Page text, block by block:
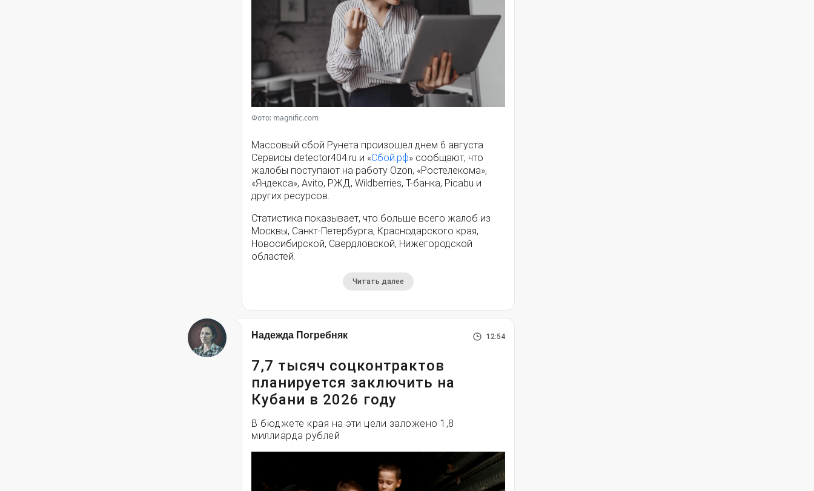
Фото: magnific.com
Массовый сбой Рунета произошел днем 6 августа.
Сервисы detector404.ru и «Сбой.рф» сообщают, что
жалобы поступают на работу Ozon, «Ростелекома»,
«Яндекса», Avito, РЖД, Wildberries, Т-банка, Picabu и
других ресурсов.
Статистика показывает, что больше всего жалоб из
Москвы, Санкт-Петербурга, Краснодарского края,
Новосибирской, Свердловской, Нижегородской
областей.
Читать далее
Надежда Погребняк 12:54
7,7 тысяч соцконтрактов
планируется заключить на
Кубани в 2026 году
В бюджете края на эти цели заложено 1,8
миллиарда рублей